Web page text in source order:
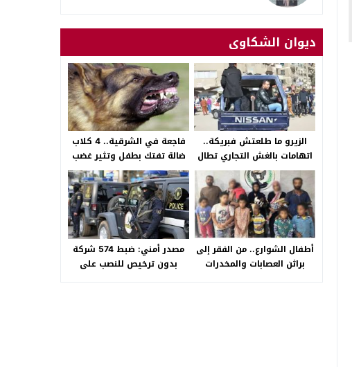
ديوان الشكاوى
الزيرو ما طلعتش فبريكة..
اتهامات بالغش التجاري تطال
«HA Auto التجمع».. شكوى
شراء سيارة بـ3 ملايين جنيه
تفجّر الأزمة
فاجعة في الشرقية.. 4 كلاب
ضالة تفتك بطفل وتثير غضب
الأهالي بالصالحية الجديدة
أطفال الشوارع.. من الفقر إلى
براثن العصابات والمخدرات
مصدر أمني: ضبط 574 شركة
بدون ترخيص للنصب على